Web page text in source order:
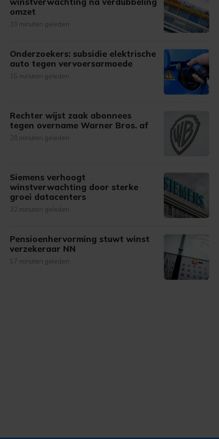
omzet
10 minuten geleden
Onderzoekers: subsidie elektrische
auto tegen vervoersarmoede
15 minuten geleden
Rechter wijst zaak abonnees
tegen overname Warner Bros. af
28 minuten geleden
Siemens verhoogt
winstverwachting door sterke
groei datacenters
32 minuten geleden
Pensioenhervorming stuwt winst
verzekeraar NN
57 minuten geleden